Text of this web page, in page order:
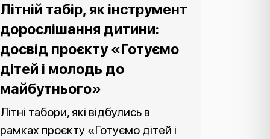
Літній табір, як інструмент
дорослішання дитини:
досвід проєкту «Готуємо
дітей і молодь до
майбутнього»
Літні табори, які відбулись в
рамках проєкту «Готуємо дітей і